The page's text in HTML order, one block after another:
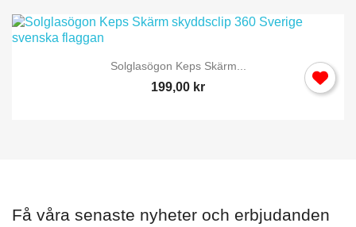
Solglasögon Keps Skärm...
199,00 kr
Få våra senaste nyheter och erbjudanden